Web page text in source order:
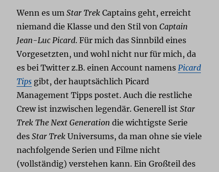
Wenn es umStar Trek Captains geht, erreicht
niemand die Klasse und den Stil vonCaptain
Jean-Luc Picard. Für mich das Sinnbild eines
Vorgesetzten, und wohl nicht nur für mich, da
es bei Twitter z.B. einen Account namensPicard
Tips gibt, der hauptsächlich Picard
Management Tipps postet. Auch die restliche
Crew ist inzwischen legendär. Generell istStar
Trek The Next Generation die wichtigste Serie
desStar Trek Universums, da man ohne sie viele
nachfolgende Serien und Filme nicht
(vollständig) verstehen kann. Ein Großteil des